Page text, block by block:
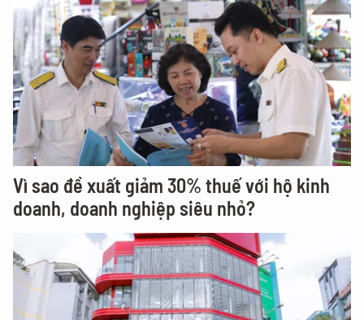
Vì sao đề xuất giảm 30% thuế với hộ kinh
doanh, doanh nghiệp siêu nhỏ?